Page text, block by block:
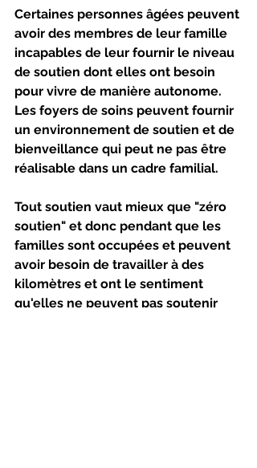
Certaines personnes âgées peuvent
avoir des membres de leur famille
incapables de leur fournir le niveau
de soutien dont elles ont besoin
pour vivre de manière autonome.
Les foyers de soins peuvent fournir
un environnement de soutien et de
bienveillance qui peut ne pas être
réalisable dans un cadre familial.
Tout soutien vaut mieux que "zéro
soutien" et donc pendant que les
familles sont occupées et peuvent
avoir besoin de travailler à des
kilomètres et ont le sentiment
qu'elles ne peuvent pas soutenir